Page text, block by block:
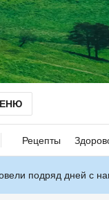
Рецепты
подряд дней с